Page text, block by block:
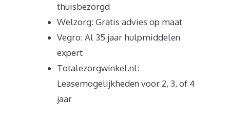
thuisbezorgd
Welzorg: Gratis advies op maat
Vegro: Al 35 jaar hulpmiddelen
expert
Totalezorgwinkel.nl:
Leasemogelijkheden voor 2, 3, of 4
jaar